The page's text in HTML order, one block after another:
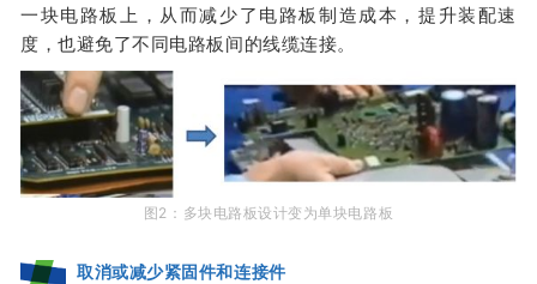
一块电路板上，从而减少了电路板制造成本，提升装配速
度，也避免了不同电路板间的线缆连接。
图2 ： 多块电路板设计变为单块电路板
取消或减少紧固件和连接件